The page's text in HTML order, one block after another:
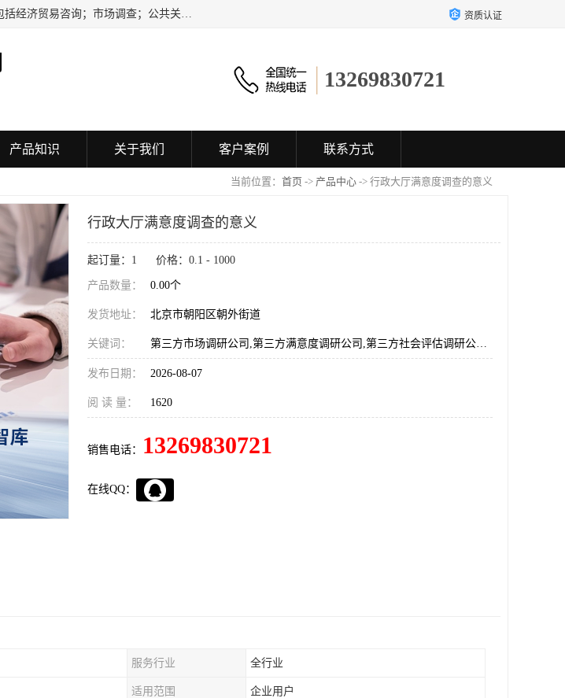
民安汇智（北京）信息咨询有限公司成立于2016年，注册地位于北京市朝阳区。经营范围包括经济贸易咨询；市场调查；公共关系服务；企业管理咨询；会议服务；企业策划；设计、制作、代理、发布广告；组织文化艺术交流活动（不含演出）；承办展览展示活动；技术推广服务。 资质认证
13269830721
产品知识 关于我们 客户案例 联系方式
当前位置： 首页 -> 产品中心 -> 行政大厅满意度调查的意义
行政大厅满意度调查的意义
起订量：1 价格：0.1 - 1000
产品数量： 0.00个
发货地址： 北京市朝阳区朝外街道
关键词： 第三方市场调研公司,第三方满意度调研公司,第三方社会评估调研公司,湖北知名满意度测评公司,第三方社会调查评估
发布日期： 2026-08-07
阅 读 量： 1620
销售电话： 13269830721
在线QQ：
服务行业 全行业
适用范围 企业用户